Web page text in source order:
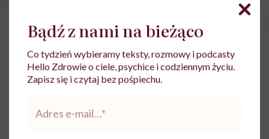
Zobacz profil
Bądź z nami na bieżąco
Co tydzień wybieramy teksty, rozmowy i podcasty
Hello Zdrowie o ciele, psychice i codziennym życiu.
Zapisz się i czytaj bez pośpiechu.
*